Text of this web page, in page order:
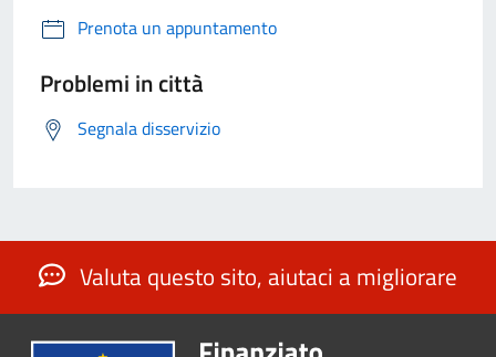
Prenota un appuntamento
Problemi in città
Segnala disservizio
Valuta questo sito, aiutaci a migliorare